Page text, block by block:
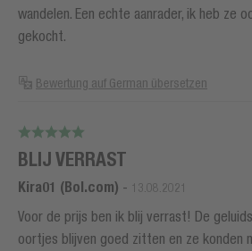
wandelen. Een echte aanrader, ik heb ze
gekocht.
Bewertung auf German übersetzen
BLIJ VERRAST
Kira01 (Bol.com) - 13.08.2021
Voor de prijs ben ik blij verrast! De
oortjes blijven goed zitten en ze konden